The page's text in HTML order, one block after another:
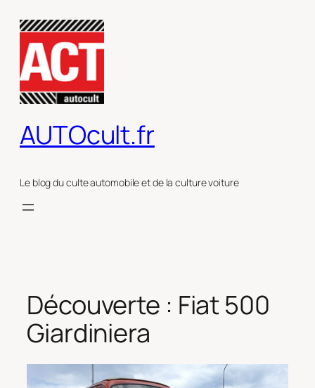
contenu
AUTOcult.fr
Le blog du culte automobile et de la culture voiture
Découverte : Fiat 500
Giardiniera